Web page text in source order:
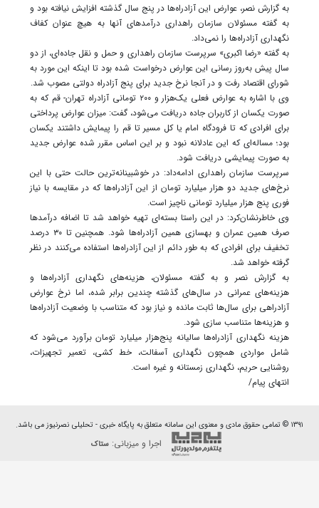
به گزارش نصر، عوارض این آزادراه‌ها در پنج سال گذشته افزایش نیافته بود و
به گفته مسئولان سازمان راهداری درآمدهای آنها به هیچ عنوان کفاف
نگهداری آزادراه‌ها را نمی‌داد.
به گفته «رضا اکبری» سرپرست سازمان راهداری و حمل و نقل جاده‌ای، از دو
سال پیش به‌روز رسانی این عوارض درخواست شده بود تا اینکه این مورد به
شورای اقتصاد رفت و در آنجا نرخ جدید برای پنج آزادراه دولتی مصوب شد.
وی با اشاره به عوارض فعلی یک‌هزار و ۲۰۰ تومانی آزادراه تهران- قم که به
صورت یکسان از کاربران جاده دریافت می‌شود، گفت: میزان عوارض پرداختی
برای افرادی که تا فرودگاه امام یا کل مسیر تا قم را پیمایش داشتند یکسان
بود؛ مساله‌ای که این عادلانه نبود و بر این اساس مقرر شده عوارض جدید
به صورت پیمایشی دریافت شود.
سرپرست سازمان راهداری ادامه‌داد: در خوشبینانه‌ترین حالت حتی با این
نرخ‌های جدید دو هزار میلیارد تومان از این آزادراه‌ها که در مقایسه با نیاز
فوری پنج هزار میلیارد تومانی ناچیز است.
وی خاطرنشان‌کرد: در این راستا بسته‌ای تهیه خواهد شد تا اضافه درآمدها
صرف همین عمران و بهسازی همین آزادراه‌ها شود. همچنین تا ۳۰ درصد
تخفیف برای افرادی که به طور دائم از این آزادراه‌ها استفاده می‌کنند در نظر
گرفته خواهد شد.
به گزارش نصر و به گفته مسئولان، هزینه‌های نگهداری آزادراه‌ها و
هزینه‌های عمرانی در سال‌های گذشته چندین برابر شده، اما نرخ عوارض
آزادراهی برای سال‌ها ثابت مانده و نیاز بود که متناسب با وضعیت آزادراه‌ها
و هزینه‌ها متناسب سازی شود.
هزینه نگهداری آزادراه‌ها سالیانه پنج‌هزار میلیارد تومان برآورد می‌شود که
شامل مواردی همچون نگهداری آسفالت، خط کشی، تعمیر تجهیزات،
روشنایی حریم، نگهداری زمستانه و غیره است.
انتهای پیام/
۱۳۹۱ © تمامی حقوق مادی و معنوی این سامانه متعلق به پایگاه خبری - تحلیلی نصرنیوز می باشد.
اجرا و میزبانی:ستاک